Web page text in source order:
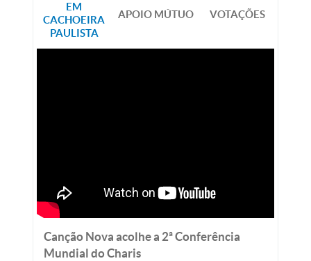
EM
CACHOEIRA
PAULISTA
APOIO MÚTUO VOTAÇÕES
Canção Nova acolhe a 2ª Conferência
Mundial do Charis